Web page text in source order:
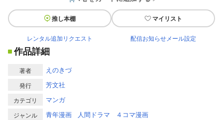
推し本棚 マイリスト
レンタル追加リクエスト 配信お知らせメール設定
作品詳細
著者 えのきづ
発行 芳文社
カテゴリ マンガ
ジャンル 青年漫画 人間ドラマ ４コマ漫画